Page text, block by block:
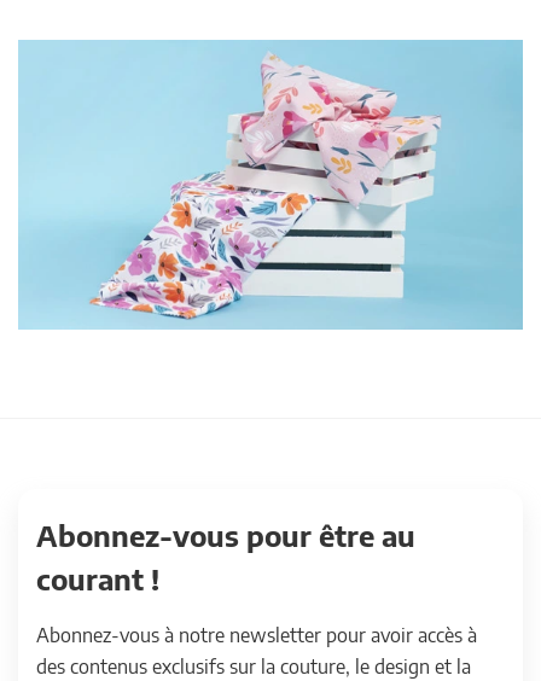
Abonnez-vous pour être au
courant !
Abonnez-vous à notre newsletter pour avoir accès à
des contenus exclusifs sur la couture, le design et la